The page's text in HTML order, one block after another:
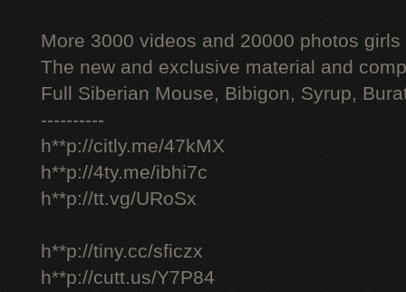
More 3000 videos and 20000 photos
The new and exclusive material and
Full Siberian Mouse, Bibigon, Syrup,
----------
h**p://citly.me/47kMX
h**p://4ty.me/ibhi7c
h**p://tt.vg/URoSx
h**p://tiny.cc/sficzx
h**p://cutt.us/Y7P84